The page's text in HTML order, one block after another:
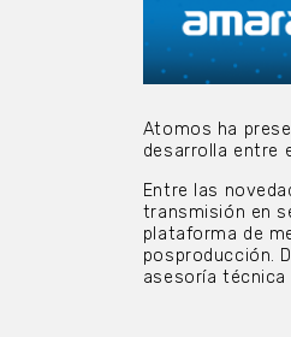
Atomos ha
desarrolla entre
Entre las
transmisión en
plataforma de
posproducción.
asesoría